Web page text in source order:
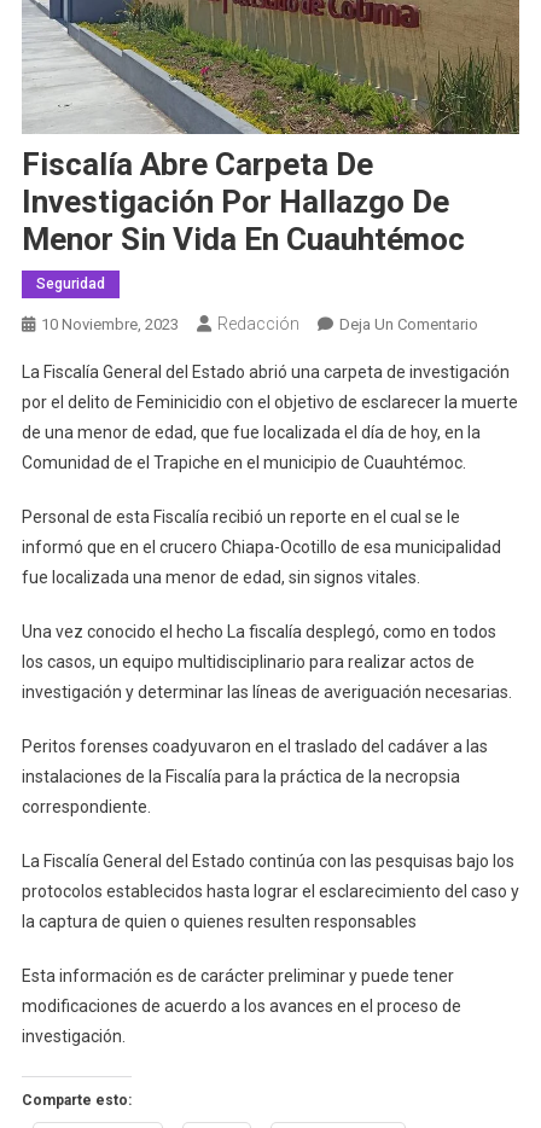
Fiscalía Abre Carpeta De
Investigación Por Hallazgo De
Menor Sin Vida En Cuauhtémoc
Seguridad
10 Noviembre, 2023 Redacción Deja Un ComentarioEn
Abre
Carpeta
De
De
Vida
La Fiscalía General del Estado abrió una carpeta de investigación
por el delito de Feminicidio con el objetivo de esclarecer la muerte
de una menor de edad, que fue localizada el día de hoy, en la
Comunidad de el Trapiche en el municipio de Cuauhtémoc.
Personal de esta Fiscalía recibió un reporte en el cual se le
informó que en el crucero Chiapa-Ocotillo de esa municipalidad
fue localizada una menor de edad, sin signos vitales.
Una vez conocido el hecho La fiscalía desplegó, como en todos
los casos, un equipo multidisciplinario para realizar actos de
investigación y determinar las líneas de averiguación necesarias.
Peritos forenses coadyuvaron en el traslado del cadáver a las
instalaciones de la Fiscalía para la práctica de la necropsia
correspondiente.
La Fiscalía General del Estado continúa con las pesquisas bajo los
protocolos establecidos hasta lograr el esclarecimiento del caso y
la captura de quien o quienes resulten responsables
Esta información es de carácter preliminar y puede tener
modificaciones de acuerdo a los avances en el proceso de
investigación.
Comparte esto: